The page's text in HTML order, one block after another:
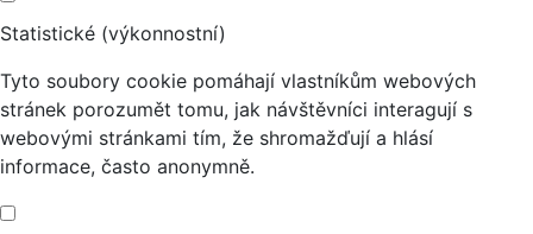
Statistické (výkonnostní)
Tyto soubory cookie pomáhají vlastníkům webových
stránek porozumět tomu, jak návštěvníci interagují s
webovými stránkami tím, že shromažďují a hlásí
informace, často anonymně.